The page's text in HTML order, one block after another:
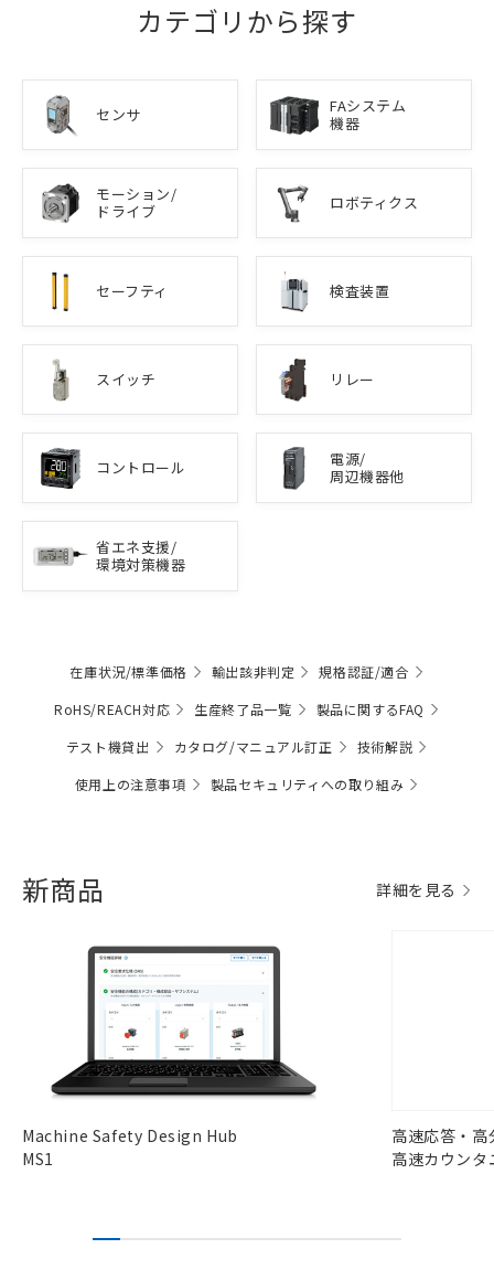
カテゴリから探す
センサ
FAシステム
機器
モーション/
ドライブ
ロボティクス
セーフティ 検査装置
スイッチ リレー
コントロール
電源/
周辺機器他
省エネ支援/
環境対策機器
在庫状況/標準価格 輸出該非判定
規格認証/適合
RoHS/REACH対応
生産終了品一覧
製品に関するFAQ
テスト機貸出
カタログ/マニュアル訂正
技術解説
使用上の注意事項
製品セキュリティへの取り組み
新商品 詳細を見る
Machine Safety Design Hub
MS1
高速応答・
高速カウンタ